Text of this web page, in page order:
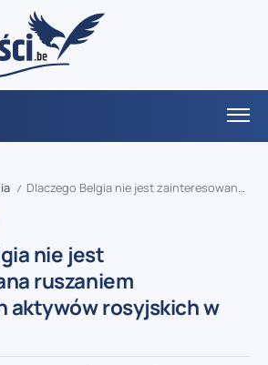
/ Dlaczego Belgia nie jest zainteresowana ruszaniem zamrożonych aktywów rosyjskich w Brukseli
nie jest
ruszaniem
aktywów rosyjskich w